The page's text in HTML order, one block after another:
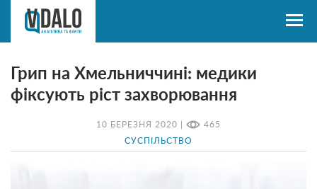
10 БЕРЕЗНЯ 2020 | 465
СУСПІЛЬСТВО
Грип на Хмельниччині: медики
фіксують ріст захворювання